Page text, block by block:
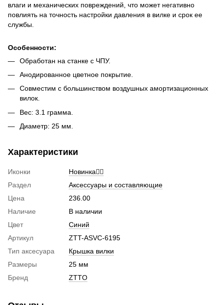
влаги и механических повреждений, что может негативно
повлиять на точность настройки давления в вилке и срок ее
службы.
Особенности:
Обработан на станке с ЧПУ.
Анодированное цветное покрытие.
Совместим с большинством воздушных амортизационных
вилок.
Вес: 3.1 грамма.
Диаметр: 25 мм.
Характеристики
Иконки
Новинка🚴‍♂️
Раздел
Аксессуары и составляющие
Цена
236.00
Наличие
В наличии
Цвет
Синий
Артикул
ZTT-ASVC-6195
Тип аксесуара
Крышка вилки
Размеры
25 мм
Бренд
ZTTO